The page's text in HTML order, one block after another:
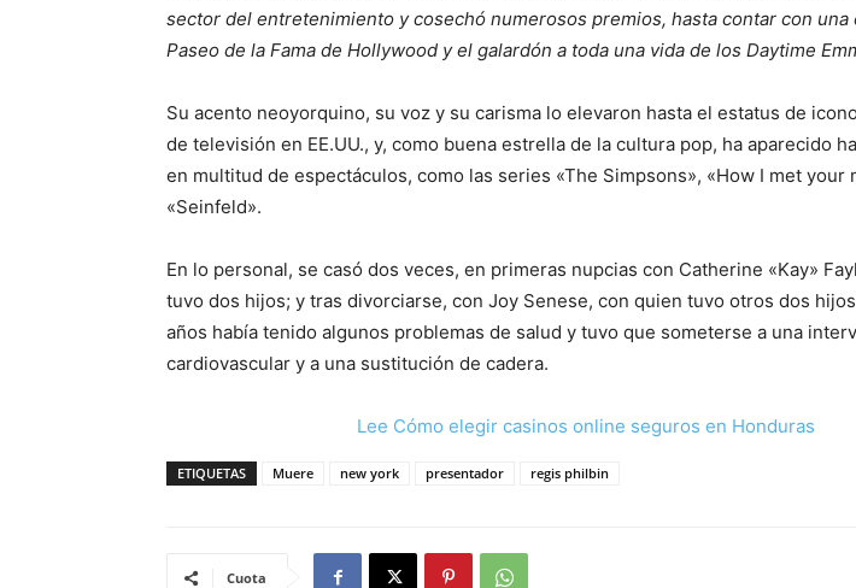
sector del entretenimiento y cosechó numerosos premios, hasta contar con una
Paseo de la Fama de Hollywood y el galardón a toda una vida de los Daytime
Su acento neoyorquino, su voz y su carisma lo elevaron hasta el estatus de
de televisión en EE.UU., y, como buena estrella de la cultura pop, ha aparecido
en multitud de espectáculos, como las series «The Simpsons», «How I met your
«Seinfeld».
En lo personal, se casó dos veces, en primeras nupcias con Catherine «Kay»
tuvo dos hijos; y tras divorciarse, con Joy Senese, con quien tuvo otros dos
años había tenido algunos problemas de salud y tuvo que someterse a una
cardiovascular y a una sustitución de cadera.
Lee Cómo elegir casinos online seguros en Honduras
ETIQUETAS Muere new york presentador regis philbin
Cuota